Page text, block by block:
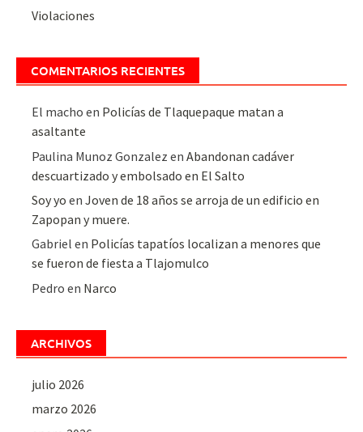
Violaciones
COMENTARIOS RECIENTES
El macho en Policías de Tlaquepaque matan a
asaltante
Paulina Munoz Gonzalez enAbandonan cadáver
descuartizado y embolsado en El Salto
Soy yo enJoven de 18 años se arroja de un edificio en
Zapopan y muere.
Gabriel en Policías tapatíos localizan a menores que
se fueron de fiesta a Tlajomulco
Pedro en Narco
ARCHIVOS
julio 2026
marzo 2026